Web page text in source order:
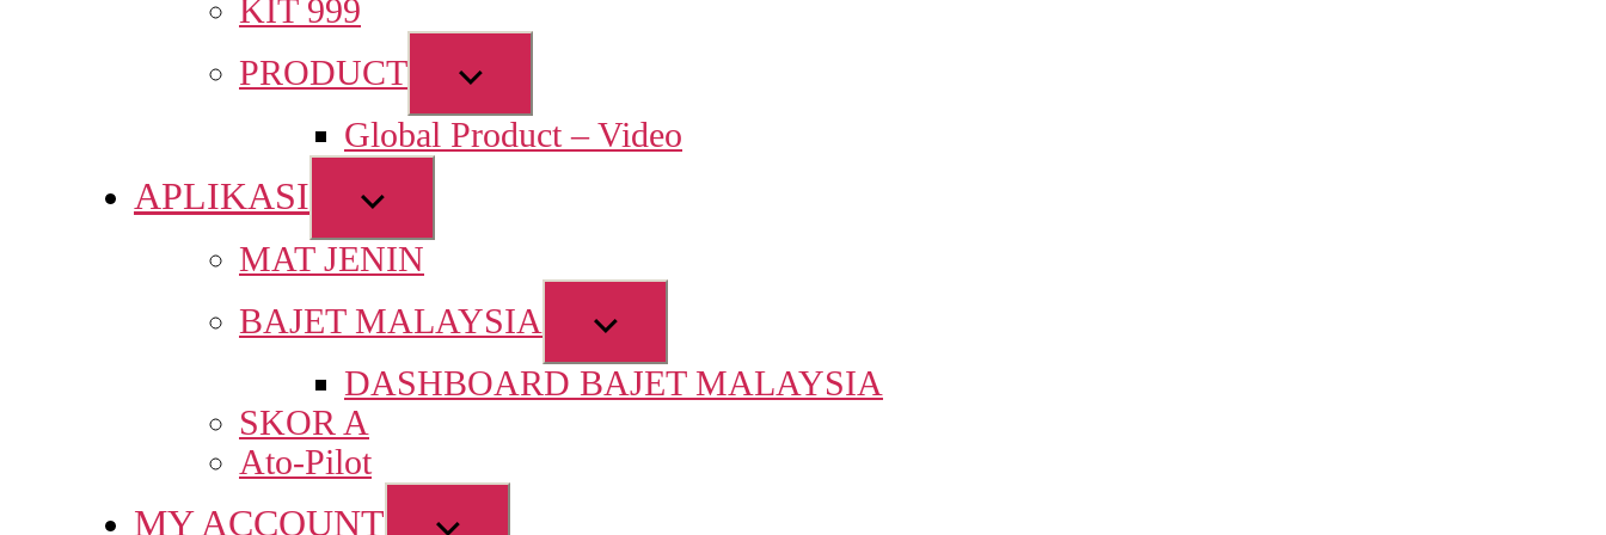
KIT 999
PRODUCT
Show
sub
menu
Global Product – Video
APLIKASI
Show
sub
menu
MAT JENIN
BAJET MALAYSIA
Show
sub
menu
DASHBOARD BAJET MALAYSIA
SKOR A
Ato-Pilot
MY ACCOUNT
Show